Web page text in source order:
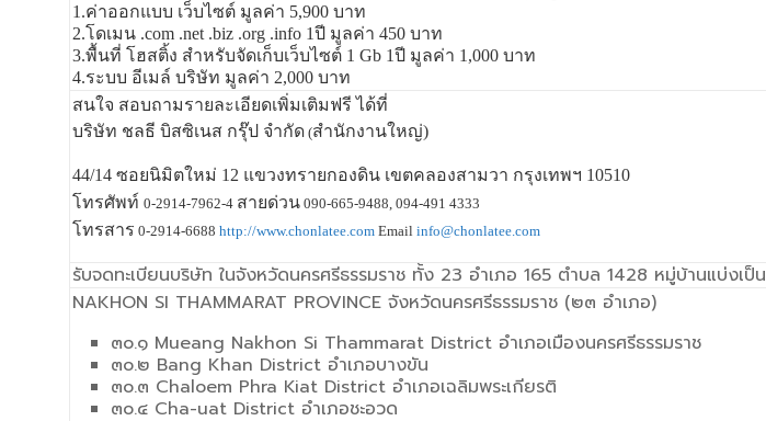
1.ค่าออกแบบ เว็บไซต์ มูลค่า 5,900 บาท
2.โดเมน .com .net .biz .org .info 1ปี มูลค่า 450 บาท
3.พื้นที่ โฮสติ้ง สำหรับจัดเก็บเว็บไซต์ 1 Gb 1ปี มูลค่า 1,000 บาท
4.ระบบ อีเมล์ บริษัท มูลค่า 2,000 บาท
สนใจ สอบถามรายละเอียดเพิ่มเติมฟรี ได้ที่
บริษัท ชลธี บิสซิเนส กรุ๊ป จำกัด (สำนักงานใหญ่)
44/14 ซอยนิมิตใหม่ 12 แขวงทรายกองดิน เขตคลองสามวา กรุงเทพฯ 10510
โทรศัพท์ 0-2914-7962-4 สายด่วน 090-665-9488, 094-491 4333
โทรสาร 0-2914-6688 http://www.chonlatee.com Email info@chonlatee.com
รับจดทะเบียนบริษัท ในจังหวัดนครศรีธรรมราช ทั้ง 23 อำเภอ 165 ตำบล 1428 หมู่บ้านแบ่งเป็น
NAKHON SI THAMMARAT PROVINCE จังหวัดนครศรีธรรมราช (๒๓ อำเภอ)
๓๐.๑ Mueang Nakhon Si Thammarat District อำเภอเมืองนครศรีธรรมราช
๓๐.๒ Bang Khan District อำเภอบางขัน
๓๐.๓ Chaloem Phra Kiat District อำเภอเฉลิมพระเกียรติ
๓๐.๔ Cha-uat District อำเภอชะอวด